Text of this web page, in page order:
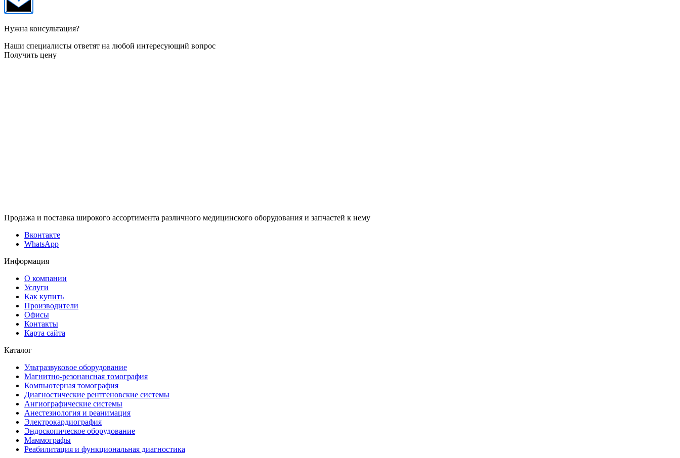
Нужна консультация?
Наши специалисты ответят на любой интересующий вопрос
Получить цену
Продажа и поставка широкого ассортимента различного медицинского оборудования и запчастей к нему
Вконтакте
WhatsApp
Информация
О компании
Услуги
Как купить
Производители
Офисы
Контакты
Карта сайта
Каталог
Ультразвуковое оборудование
Магнитно-резонансная томография
Компьютерная томография
Диагностические рентгеновские системы
Ангиографические системы
Анестезиология и реанимация
Электрокардиография
Эндоскопическое оборудование
Маммографы
Реабилитация и функциональная диагностика